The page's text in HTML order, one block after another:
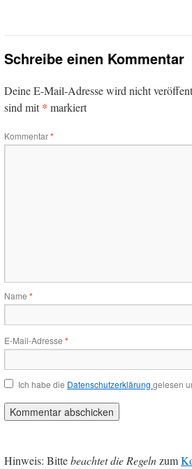
Schreibe einen Kommentar
Deine E-Mail-Adresse wird nicht
sind mit* markiert
Kommentar*
Name *
E-Mail-Adresse *
Ich habe die Datenschutzerklärung gelesen
Hinweis: Bittebeachtet die Regelnzum